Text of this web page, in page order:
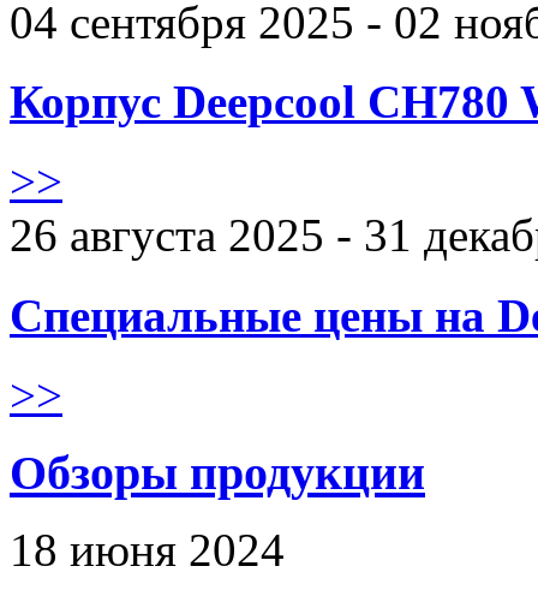
04 сентября 2025 - 02
Корпус Deepcool CH780
>>
26 августа 2025 - 31
Специальные цены на
>>
Обзоры продукции
18 июня 2024